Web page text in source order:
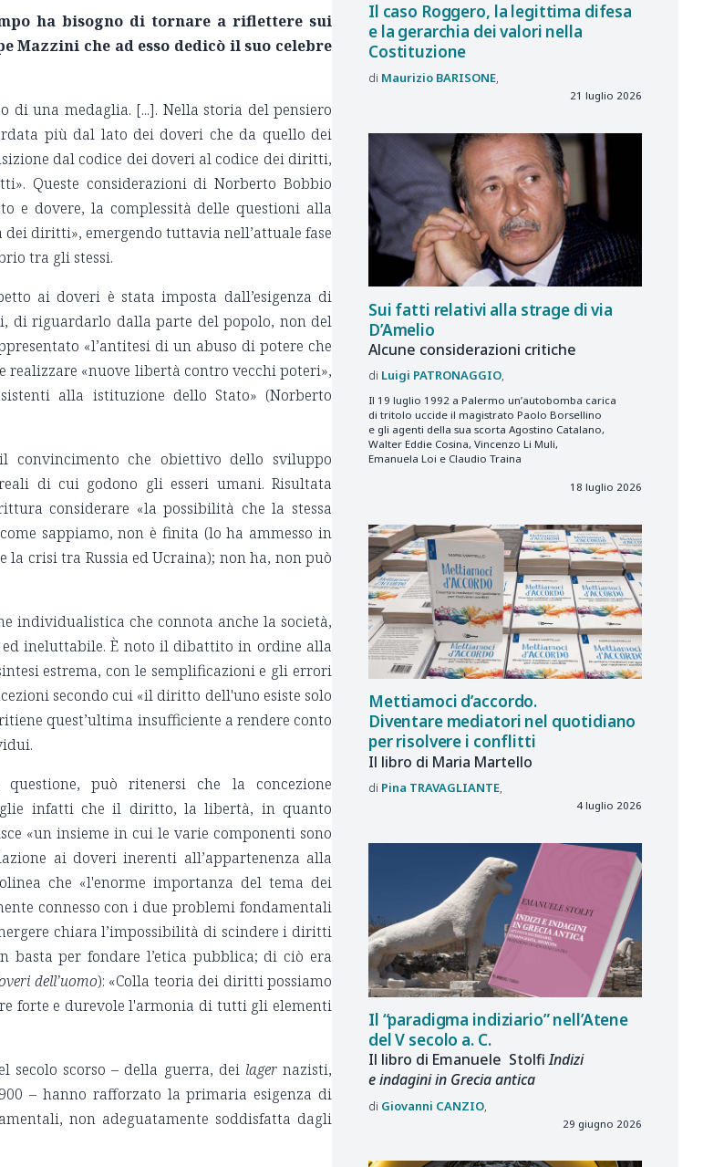
ha bisogno di tornare a riflettere sui
Mazzini che ad esso dedicò il suo celebre
di una medaglia. [...]. Nella storia del pensiero
più dal lato dei doveri che da quello dei
dal codice dei doveri al codice dei diritti,
Queste considerazioni di Norberto Bobbio
e dovere, la complessità delle questioni alla
diritti», emergendo tuttavia nell’attuale fase
tra gli stessi.
ai doveri è stata imposta dall’esigenza di
di riguardarlo dalla parte del popolo, non del
«l’antitesi di un abuso di potere che
realizzare «nuove libertà contro vecchi poteri»,
alla istituzione dello Stato» (Norberto
convincimento che obiettivo dello sviluppo
di cui godono gli esseri umani. Risultata
considerare «la possibilità che la stessa
sappiamo, non è finita (lo ha ammesso in
crisi tra Russia ed Ucraina); non ha, non può
individualistica che connota anche la società,
ineluttabile. È noto il dibattito in ordine alla
estrema, con le semplificazioni e gli errori
secondo cui «il diritto dell'uno esiste solo
quest’ultima insufficiente a rendere conto
può ritenersi che la concezione
infatti che il diritto, la libertà, in quanto
«un insieme in cui le varie componenti sono
ai doveri inerenti all’appartenenza alla
che «l'enorme importanza del tema dei
connesso con i due problemi fondamentali
chiara l’impossibilità di scindere i diritti
per fondare l’etica pubblica; di ciò era
dell’uomo): «Colla teoria dei diritti possiamo
forte e durevole l'armonia di tutti gli elementi
secolo scorso – della guerra, dei lagernazisti,
– hanno rafforzato la primaria esigenza di
non adeguatamente soddisfatta dagli
Il caso Roggero, la legittima difesa
e la gerarchia dei valori nella
Costituzione
Maurizio BARISONE
21 luglio 2026
Sui fatti relativi alla strage di via
D’Amelio
Alcune considerazioni critiche
Luigi PATRONAGGIO
Il 19 luglio 1992 a Palermo un’autobomba carica
di tritolo uccide il magistrato Paolo Borsellino
e gli agenti della sua scorta Agostino Catalano,
Walter Eddie Cosina, Vincenzo Li Muli,
Emanuela Loi e Claudio Traina
18 luglio 2026
Mettiamoci d’accordo.
Diventare mediatori nel quotidiano
per risolvere i conflitti
Il libro di Maria Martello
Pina TRAVAGLIANTE
4 luglio 2026
Il “paradigma indiziario” nell’Atene
del V secolo a. C.
Il libro di Emanuele StolfiIndizi
e indagini in Grecia antica
Giovanni CANZIO
29 giugno 2026